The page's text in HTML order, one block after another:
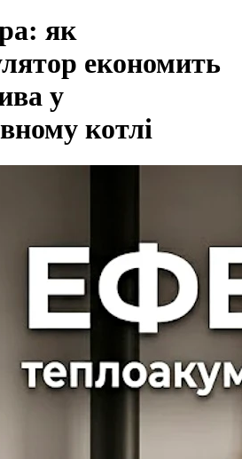
як
економить
у
котлі